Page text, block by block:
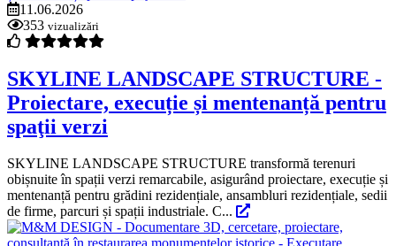
11.06.2026
353 vizualizări
SKYLINE LANDSCAPE STRUCTURE -
Proiectare, execuție și mentenanță pentru
spaţii verzi
SKYLINE LANDSCAPE STRUCTURE transformă terenuri
obișnuite în spații verzi remarcabile, asigurând proiectare, execuție și
mentenanță pentru grădini rezidențiale, ansambluri rezidențiale, sedii
de firme, parcuri și spații industriale. C...